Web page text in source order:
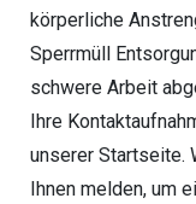
körperliche
Sperrmüll
schwere Arbeit
Ihre
unserer Startseite.
Ihnen melden, um